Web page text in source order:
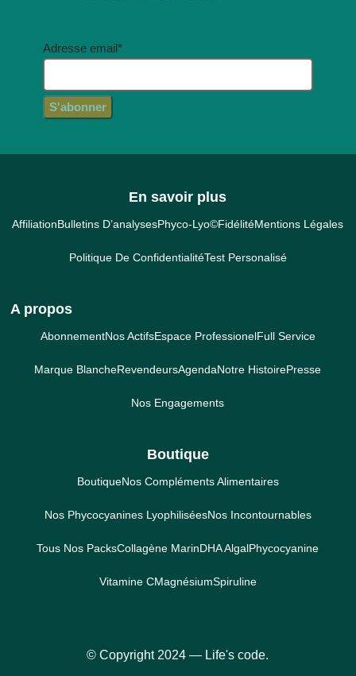
Adresse email*
En savoir plus
AffiliationBulletins D’analysesPhyco-Lyo©FidélitéMentions Légales
Politique De ConfidentialitéTest Personalisé
A propos
AbonnementNos ActifsEspace ProfessionelFull Service
Marque BlancheRevendeursAgendaNotre HistoirePresse
Nos Engagements
Boutique
BoutiqueNos Compléments Alimentaires
Nos Phycocyanines LyophiliséesNos Incontournables
Tous Nos PacksCollagène MarinDHA AlgalPhycocyanine
Vitamine CMagnésiumSpiruline
© Copyright 2024 ― Life's code.